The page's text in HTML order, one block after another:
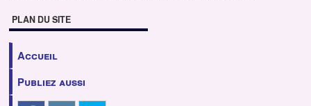
PLAN DU SITE
Accueil
Publiez aussi